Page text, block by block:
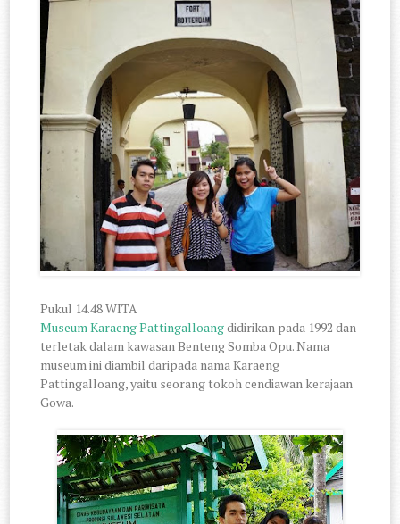
Pukul 14.48 WITA
Museum Karaeng Pattingalloangdidirikan pada 1992 dan
terletak dalam kawasan Benteng Somba Opu. Nama
museum ini diambil daripada nama Karaeng
Pattingalloang, yaitu seorang tokoh cendiawan kerajaan
Gowa.